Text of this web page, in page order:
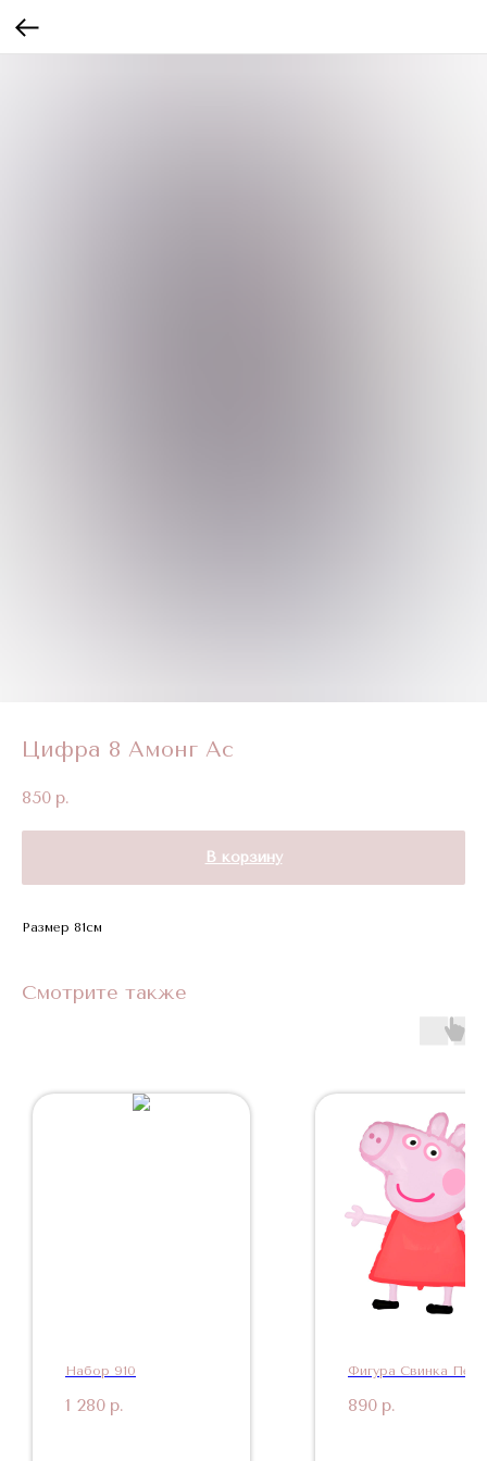
Цифра 8 Амонг Ас
850 р.
В корзину
Размер 81см
Смотрите также
Набор 910
1 280 р.
Фигура Свинка Пепа
890 р.